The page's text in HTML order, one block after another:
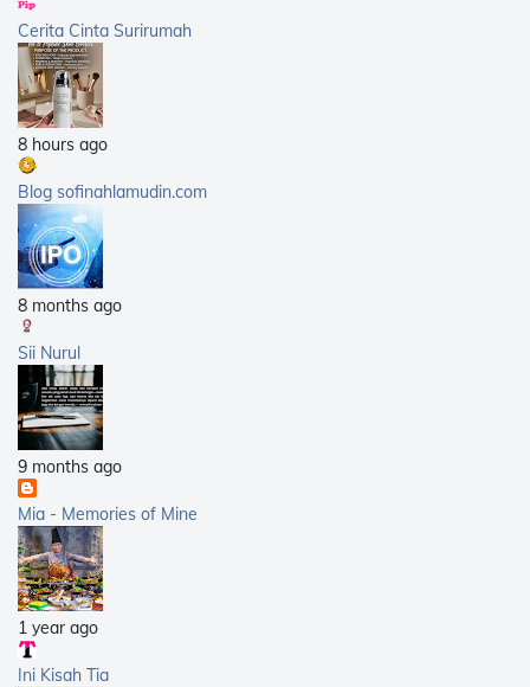
2013
2012
2011
2010
2009
2008
2007
Cerita Cinta Surirumah
8 hours ago
Blog sofinahlamudin.com
8 months ago
Sii Nurul
9 months ago
Mia - Memories of Mine
1 year ago
Ini Kisah Tia